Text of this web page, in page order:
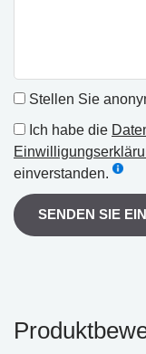
Stellen Sie
Ich habe die
einverstanden.
SENDEN SIE